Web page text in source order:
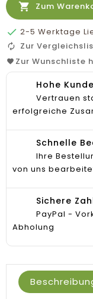
 Zum
 2-5 Werktage
Zur
Zur Wunschliste
Hohe
Vertrauen
erfolgreiche
Schnelle
Ihre
von uns
Sichere
PayPal -
Abholung